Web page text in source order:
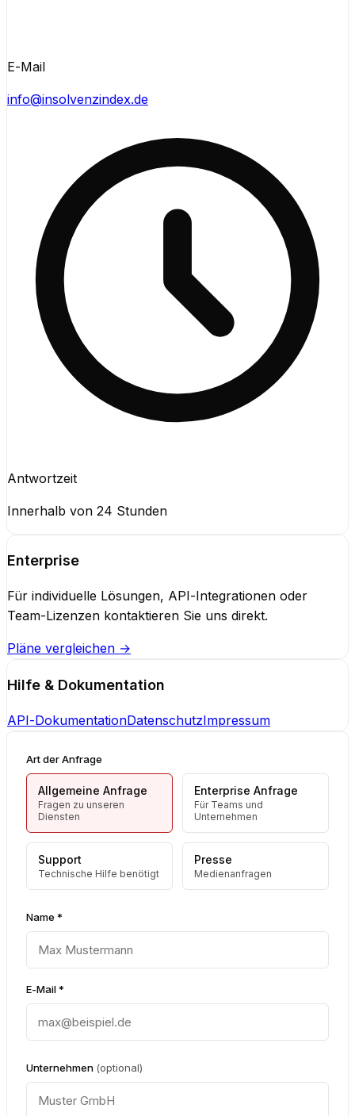
E-Mail
info@insolvenzindex.de
Antwortzeit
Innerhalb von 24 Stunden
Enterprise
Für individuelle Lösungen, API-Integrationen oder
Team-Lizenzen kontaktieren Sie uns direkt.
Pläne vergleichen →
Hilfe & Dokumentation
API-DokumentationDatenschutzImpressum
Art der Anfrage
Allgemeine Anfrage
Fragen zu unseren
Diensten
Enterprise Anfrage
Für Teams und
Unternehmen
Support
Technische Hilfe benötigt
Presse
Medienanfragen
Name *
E-Mail *
Unternehmen (optional)